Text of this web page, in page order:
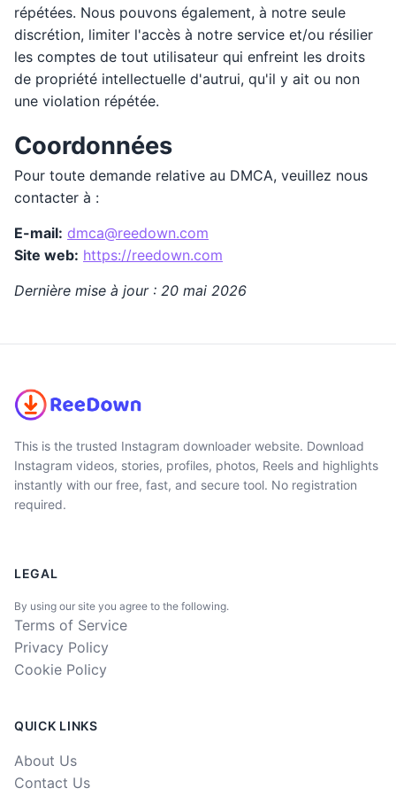
répétées. Nous pouvons également, à notre seule
discrétion, limiter l'accès à notre service et/ou résilier
les comptes de tout utilisateur qui enfreint les droits
de propriété intellectuelle d'autrui, qu'il y ait ou non
une violation répétée.
Coordonnées
Pour toute demande relative au DMCA, veuillez nous
contacter à :
E-mail: dmca@reedown.com
Site web: https://reedown.com
Dernière mise à jour : 20 mai 2026
This is the trusted Instagram downloader website. Download
Instagram videos, stories, profiles, photos, Reels and highlights
instantly with our free, fast, and secure tool. No registration
required.
LEGAL
By using our site you agree to the following.
Terms of Service
Privacy Policy
Cookie Policy
QUICK LINKS
About Us
Contact Us